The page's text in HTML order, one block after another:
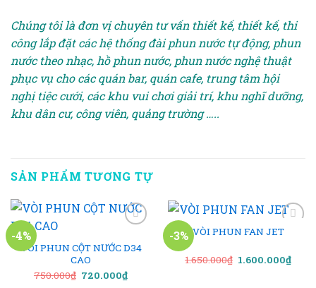
Chúng tôi là đơn vị chuyên tư vấn thiết kế, thiết kế, thi
công lắp đặt các hệ thống đài phun nước tự động, phun
nước theo nhạc, hồ phun nước, phun nước nghệ thuật
phục vụ cho các quán bar, quán cafe, trung tâm hội
nghị tiệc cưới, các khu vui chơi giải trí, khu nghĩ dưỡng,
khu dân cư, công viên, quảng trường …..
SẢN PHẨM TƯƠNG TỰ
-4%
wishlist
VÒI PHUN CỘT NƯỚC D34
CAO
750.000₫ Giá
720.000₫Giá
hiện
-3%
Add to
VÒI PHUN FAN JET
1.650.000₫ Giá
1.600.000₫Giá
hiện